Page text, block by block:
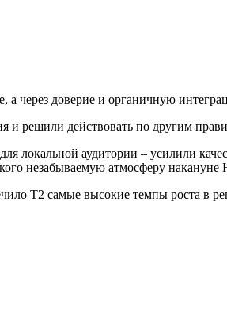
а через доверие и органичную
решили действовать по другим
локальной аудитории – усилили
незабываемую атмосферу накануне
T2 самые высокие темпы роста в